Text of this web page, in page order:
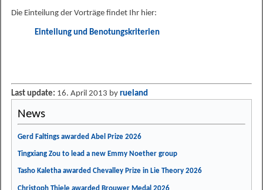
Die Einteilung der Vorträge findet Ihr hier:
Einteilung und Benotungskriterien
Last update: 16. April 2013 by rueland
News
Gerd Faltings awarded Abel Prize 2026
Tingxiang Zou to lead a new Emmy Noether group
Tasho Kaletha awarded Chevalley Prize in Lie Theory 2026
Christoph Thiele awarded Brouwer Medal 2026